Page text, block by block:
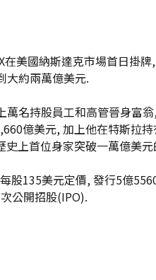
在美國納斯達克市場首日掛
大約兩萬億美元.
萬名持股員工和高管晉身富
億美元, 加上他在特斯拉
史上首位身家突破一萬億美
股135美元定價, 發行5億
公開招股(IPO).